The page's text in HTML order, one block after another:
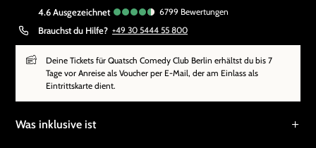
4.6 ausgezeichnet 6799 Bewertungen
Brauchst du Hilfe? +49 30 5444 55 800
Deine Tickets für Quatsch Comedy Club Berlin erhältst du bis 7
Tage vor Anreise als Voucher per E-Mail, der am Einlass als
Eintrittskarte dient.
Was inklusive ist